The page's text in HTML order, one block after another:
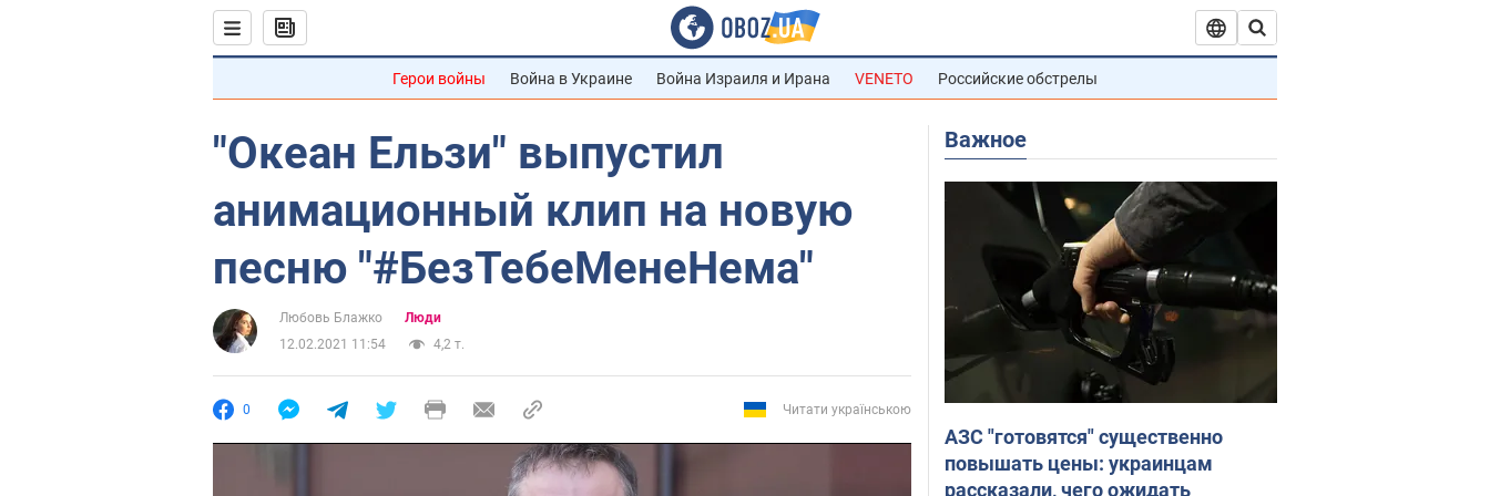
Герои войны Война в Украине Война Израиля и Ирана VENETO Российские обстрелы
"Океан Ельзи" выпустил
анимационный клип на новую
песню "#БезТебеМенеНема"
Любовь Блажко
Люди
12.02.2021 11:54
4,2 т.
0 Читати українською
Важное
АЗС "готовятся" существенно
повышать цены: украинцам
рассказали, чего ожидать